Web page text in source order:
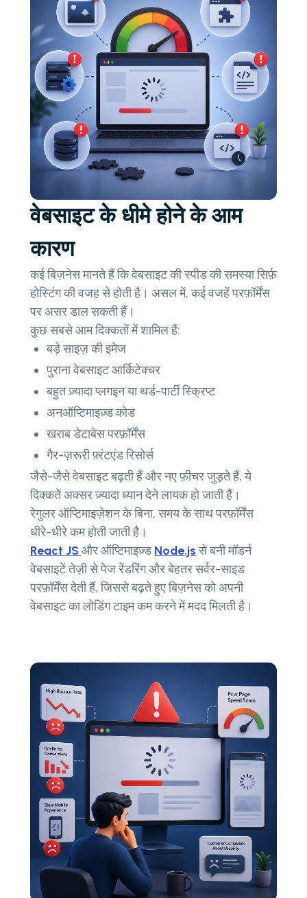
वेबसाइट के धीमे होने के आम
कारण
कई बिज़नेस मानते हैं कि वेबसाइट की स्पीड की समस्या सिर्फ़
होस्टिंग की वजह से होती है। असल में, कई वजहें परफ़ॉर्मेंस
पर असर डाल सकती हैं।
कुछ सबसे आम दिक्कतों में शामिल हैं:
बड़े साइज़ की इमेज
पुराना वेबसाइट आर्किटेक्चर
बहुत ज़्यादा प्लगइन या थर्ड-पार्टी स्क्रिप्ट
अनऑप्टिमाइज़्ड कोड
खराब डेटाबेस परफ़ॉर्मेंस
गैर-ज़रूरी फ़्रंटएंड रिसोर्स
जैसे-जैसे वेबसाइट बढ़ती हैं और नए फ़ीचर जुड़ते हैं, ये
दिक्कतें अक्सर ज़्यादा ध्यान देने लायक हो जाती हैं।
रेगुलर ऑप्टिमाइज़ेशन के बिना, समय के साथ परफ़ॉर्मेंस
धीरे-धीरे कम होती जाती है।
React JSऔर ऑप्टिमाइज़्डNode.jsसे बनी मॉडर्न
वेबसाइटें तेज़ी से पेज रेंडरिंग और बेहतर सर्वर-साइड
परफ़ॉर्मेंस देती हैं, जिससे बढ़ते हुए बिज़नेस को अपनी
वेबसाइट का लोडिंग टाइम कम करने में मदद मिलती है।